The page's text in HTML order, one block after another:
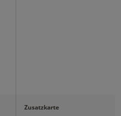
Zusatzkarte